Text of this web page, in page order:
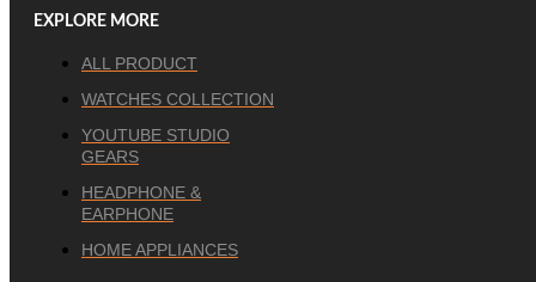
EXPLORE MORE
ALL PRODUCT
WATCHES COLLECTION
YOUTUBE STUDIO
GEARS
HEADPHONE &
EARPHONE
HOME APPLIANCES